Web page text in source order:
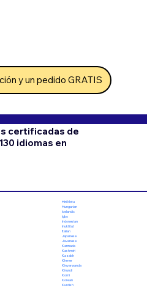
y un pedido GRATIS
certificadas de
idiomas en
Hiri Motu
Hungarian
Icelandic
Igbo
Indonesian
Inuktitut
Italian
Japanese
Javanese
Kannada
Kashmiri
Kazakh
Khmer
Kinyarwanda
Kirundi
Komi
Korean
Kurdish